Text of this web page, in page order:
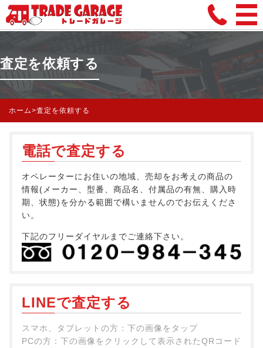
査定を依頼する
ホーム>査定を依頼する
電話で査定する
オペレーターにお住いの地域、売却をお考えの商品の
情報(メーカー、型番、商品名、付属品の有無、購入時
期、状態)を分かる範囲で構いませんのでお伝えくださ
い。
下記のフリーダイヤルまでご連絡下さい。
LINEで査定する
スマホ、タブレットの方：下の画像をタップ
PCの方：下の画像をクリックして表示されたQRコード